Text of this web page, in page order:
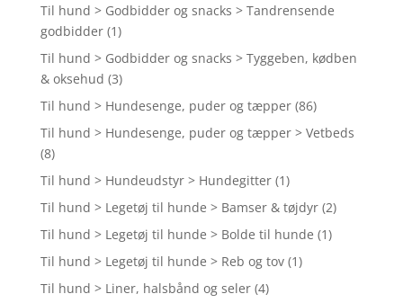
Til hund > Godbidder og snacks > Tandrensende
godbidder (1)
Til hund > Godbidder og snacks > Tyggeben, kødben
& oksehud (3)
Til hund > Hundesenge, puder og tæpper (86)
Til hund > Hundesenge, puder og tæpper > Vetbeds
(8)
Til hund > Hundeudstyr > Hundegitter (1)
Til hund > Legetøj til hunde > Bamser & tøjdyr (2)
Til hund > Legetøj til hunde > Bolde til hunde (1)
Til hund > Legetøj til hunde > Reb og tov (1)
Til hund > Liner, halsbånd og seler (4)